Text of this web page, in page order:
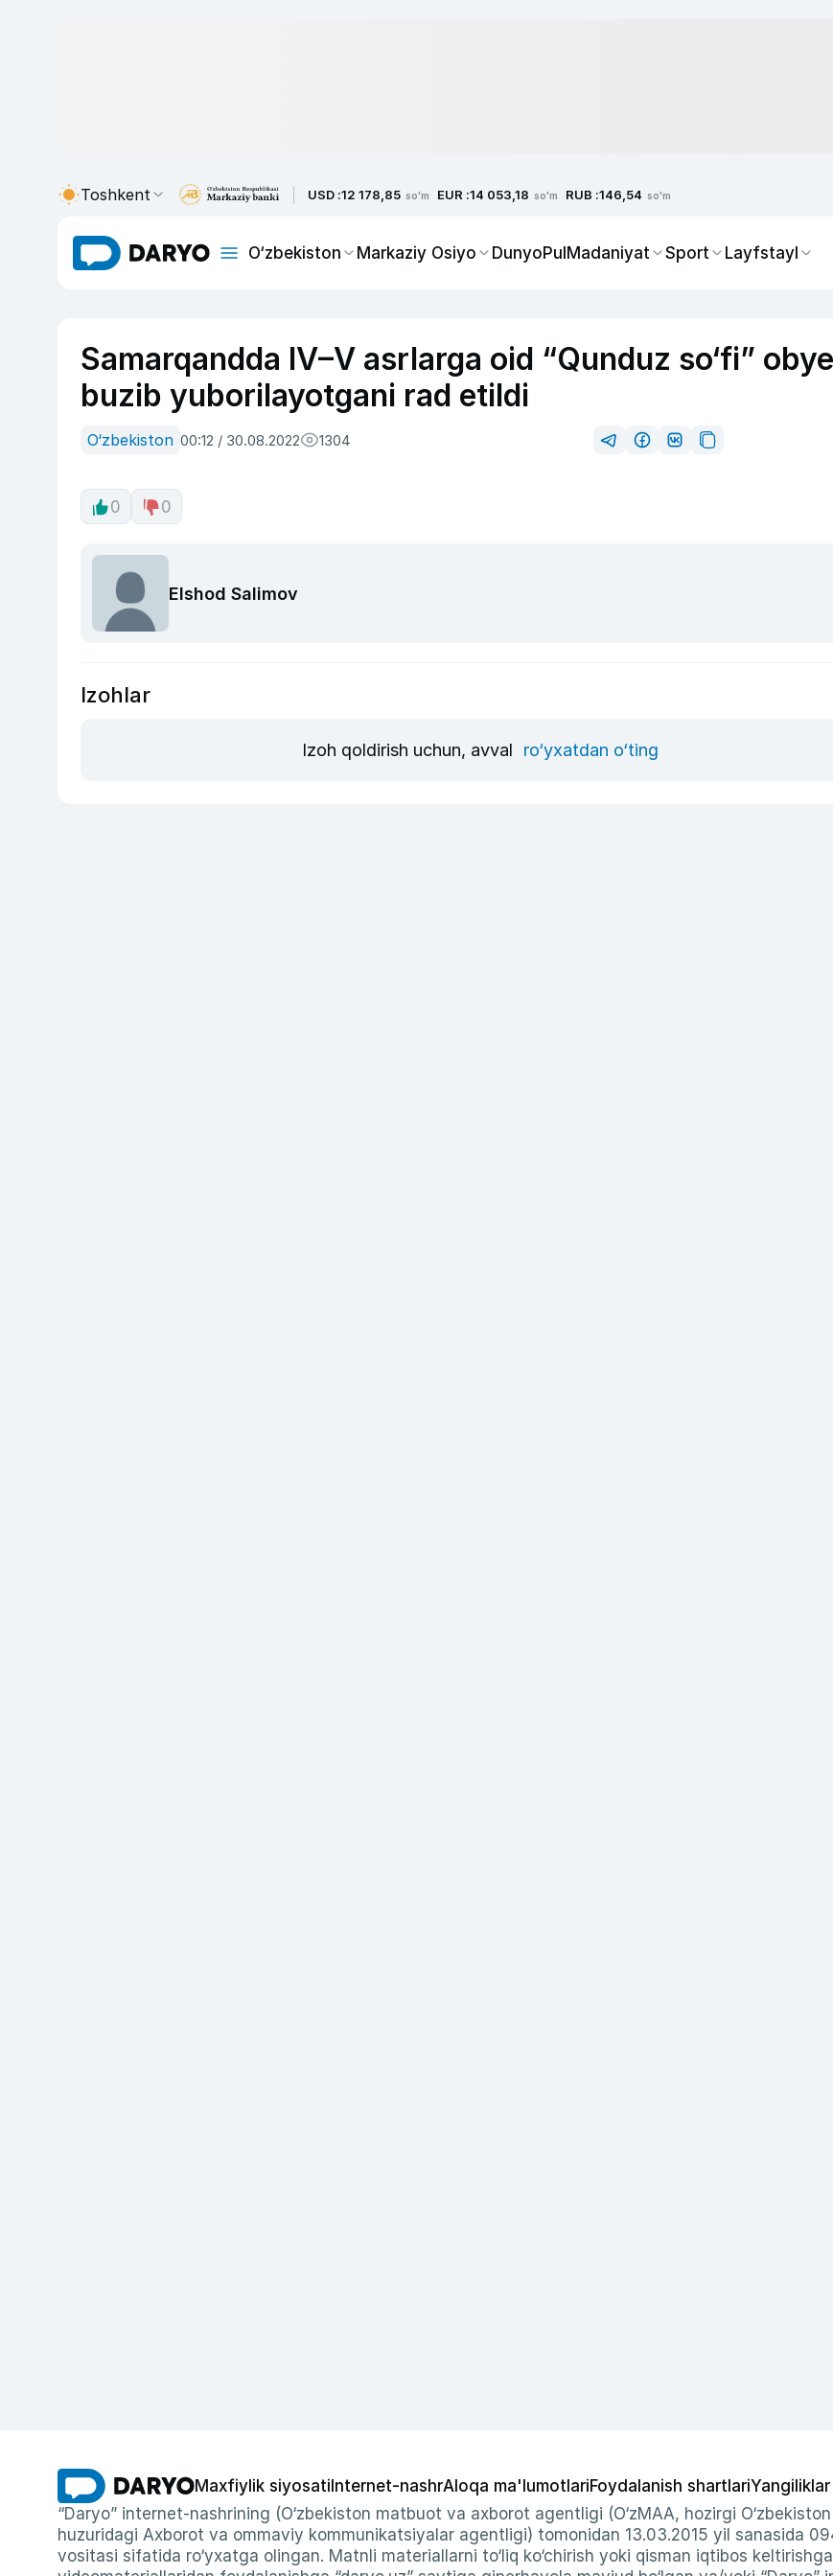
Toshkent USD :12 178,85 so'm EUR :14 053,18 so'm RUB :146,54 so'm
O‘zbekiston Markaziy Osiyo DunyoPulMadaniyat Sport Layfstayl
Samarqandda IV–V asrlarga oid “Qunduz so‘fi”
buzib yuborilayotgani rad etildi
O‘zbekiston 00:12 / 30.08.2022 1304
0 0
Elshod Salimov
Izohlar
Izoh qoldirish uchun, avval ro‘yxatdan o‘ting
Maxfiylik siyosati Internet-nashrAloqa ma'lumotlariFoydalanish shartlari
“Daryo” internet-nashrining (O‘zbekiston matbuot va axborot agentligi (O‘zMAA, hozirgi
huzuridagi Axborot va ommaviy kommunikatsiyalar agentligi) tomonidan 13.03.2015 yil sanasida
vositasi sifatida ro‘yxatga olingan. Matnli materiallarni to‘liq ko‘chirish yoki qisman iqtibos